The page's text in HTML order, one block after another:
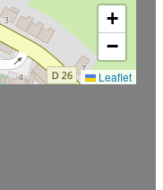
+
−
Leaflet